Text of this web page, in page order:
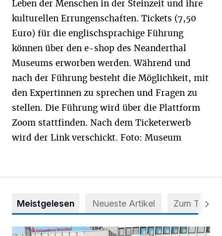
Leben der Menschen in der Steinzeit und ihre
kulturellen Errungenschaften. Tickets (7,50
Euro) für die englischsprachige Führung
können über den e-shop des Neanderthal
Museums erworben werden. Während und
nach der Führung besteht die Möglichkeit, mit
den Expertinnen zu sprechen und Fragen zu
stellen. Die Führung wird über die Plattform
Zoom stattfinden. Nach dem Ticketerwerb
wird der Link verschickt. Foto: Museum
Meistgelesen Neueste Artikel Zum Thema
Starthilfe für den BürgerBus